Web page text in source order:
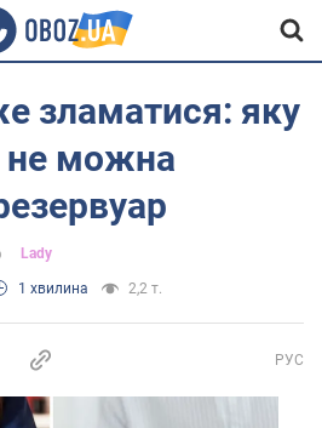
зламатися: яку
не можна
Lady
1 хвилина 2,2 т.
РУС